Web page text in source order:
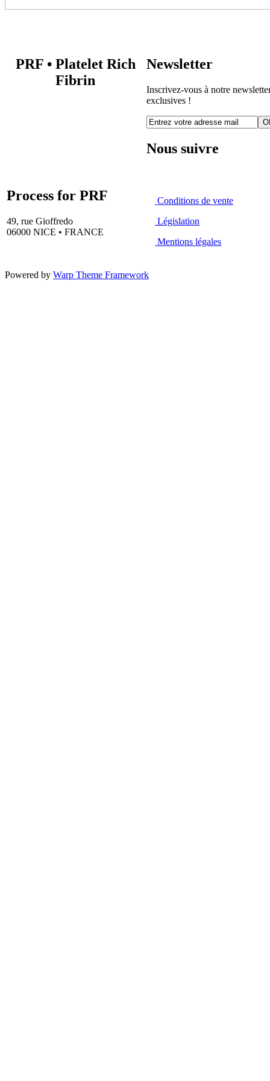
PRF •Platelet Rich
Fibrin
Newsletter
Inscrivez-vous à notre
exclusives !
Nous suivre
Process for PRF
49, rue Gioffredo
06000 NICE • FRANCE
Conditions de vente
Législation
Mentions légales
Powered by Warp Theme Framework